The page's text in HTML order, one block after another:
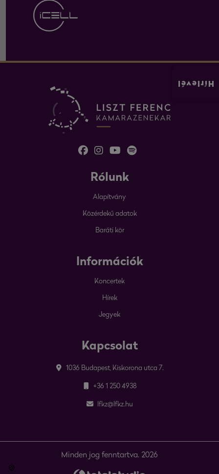
Hírlevél
Rólunk
Alapítvány
Közérdekű adatok
Baráti kör
Információk
Koncertek
Hírek
Jegyek
Kapcsolat
1036 Budapest, Kiskorona utca 7.
+36 1 250 4938
lfkz@lfkz.hu
Minden jog fenntartva. 2026
🍪